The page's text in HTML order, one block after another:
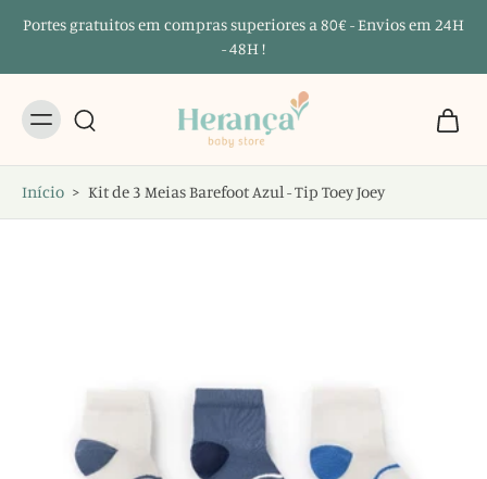
Portes gratuitos em compras superiores a 80€ - Envios em 24H
- 48H !
Início > Kit de 3 Meias Barefoot Azul - Tip Toey Joey